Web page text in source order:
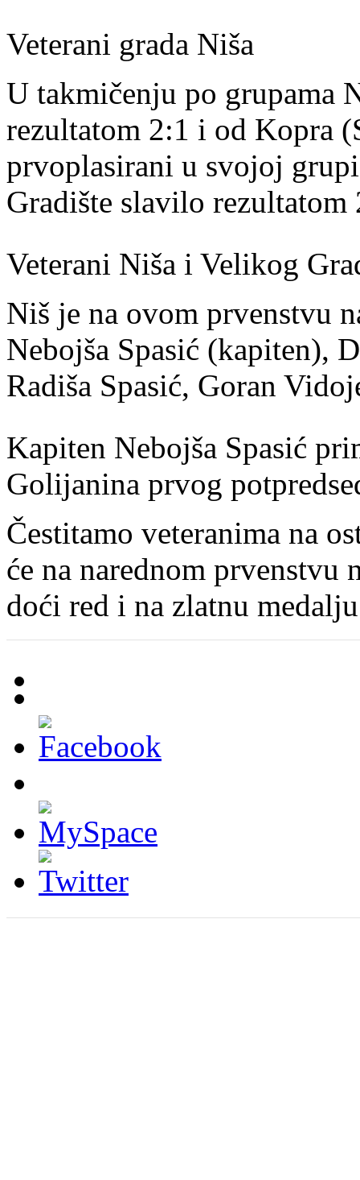
Veterani grada Niša
U takmičenju po grupama
rezultatom 2:1 i od Kopra
prvoplasirani u svojoj
Gradište slavilo rezultatom
Veterani Niša i Velikog
Niš je na ovom prvenstvu
Nebojša Spasić (kapiten),
Radiša Spasić, Goran
Kapiten Nebojša Spasić
Golijanina prvog
Čestitamo veteranima na
će na narednom prvenstvu
doći red i na zlatnu